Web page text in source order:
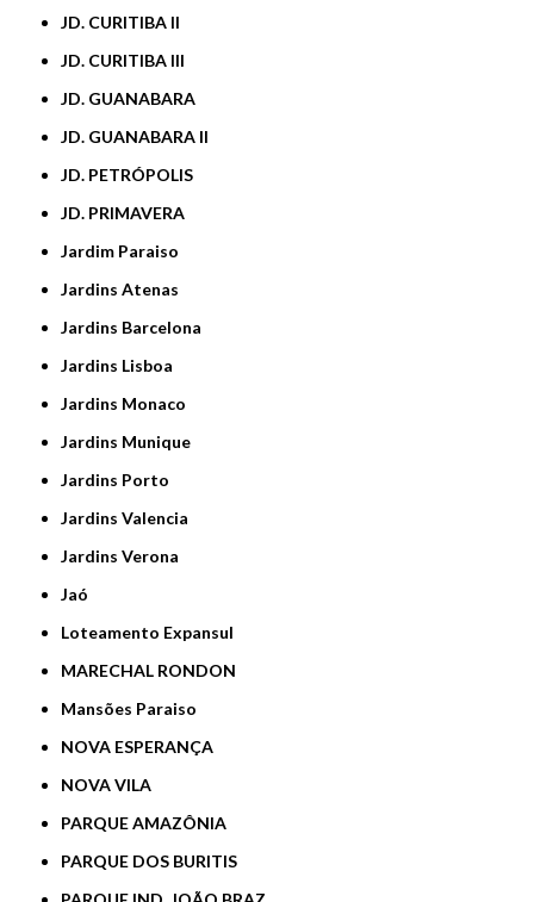
JD. CURITIBA II
JD. CURITIBA III
JD. GUANABARA
JD. GUANABARA II
JD. PETRÓPOLIS
JD. PRIMAVERA
Jardim Paraiso
Jardins Atenas
Jardins Barcelona
Jardins Lisboa
Jardins Monaco
Jardins Munique
Jardins Porto
Jardins Valencia
Jardins Verona
Jaó
Loteamento Expansul
MARECHAL RONDON
Mansões Paraiso
NOVA ESPERANÇA
NOVA VILA
PARQUE AMAZÔNIA
PARQUE DOS BURITIS